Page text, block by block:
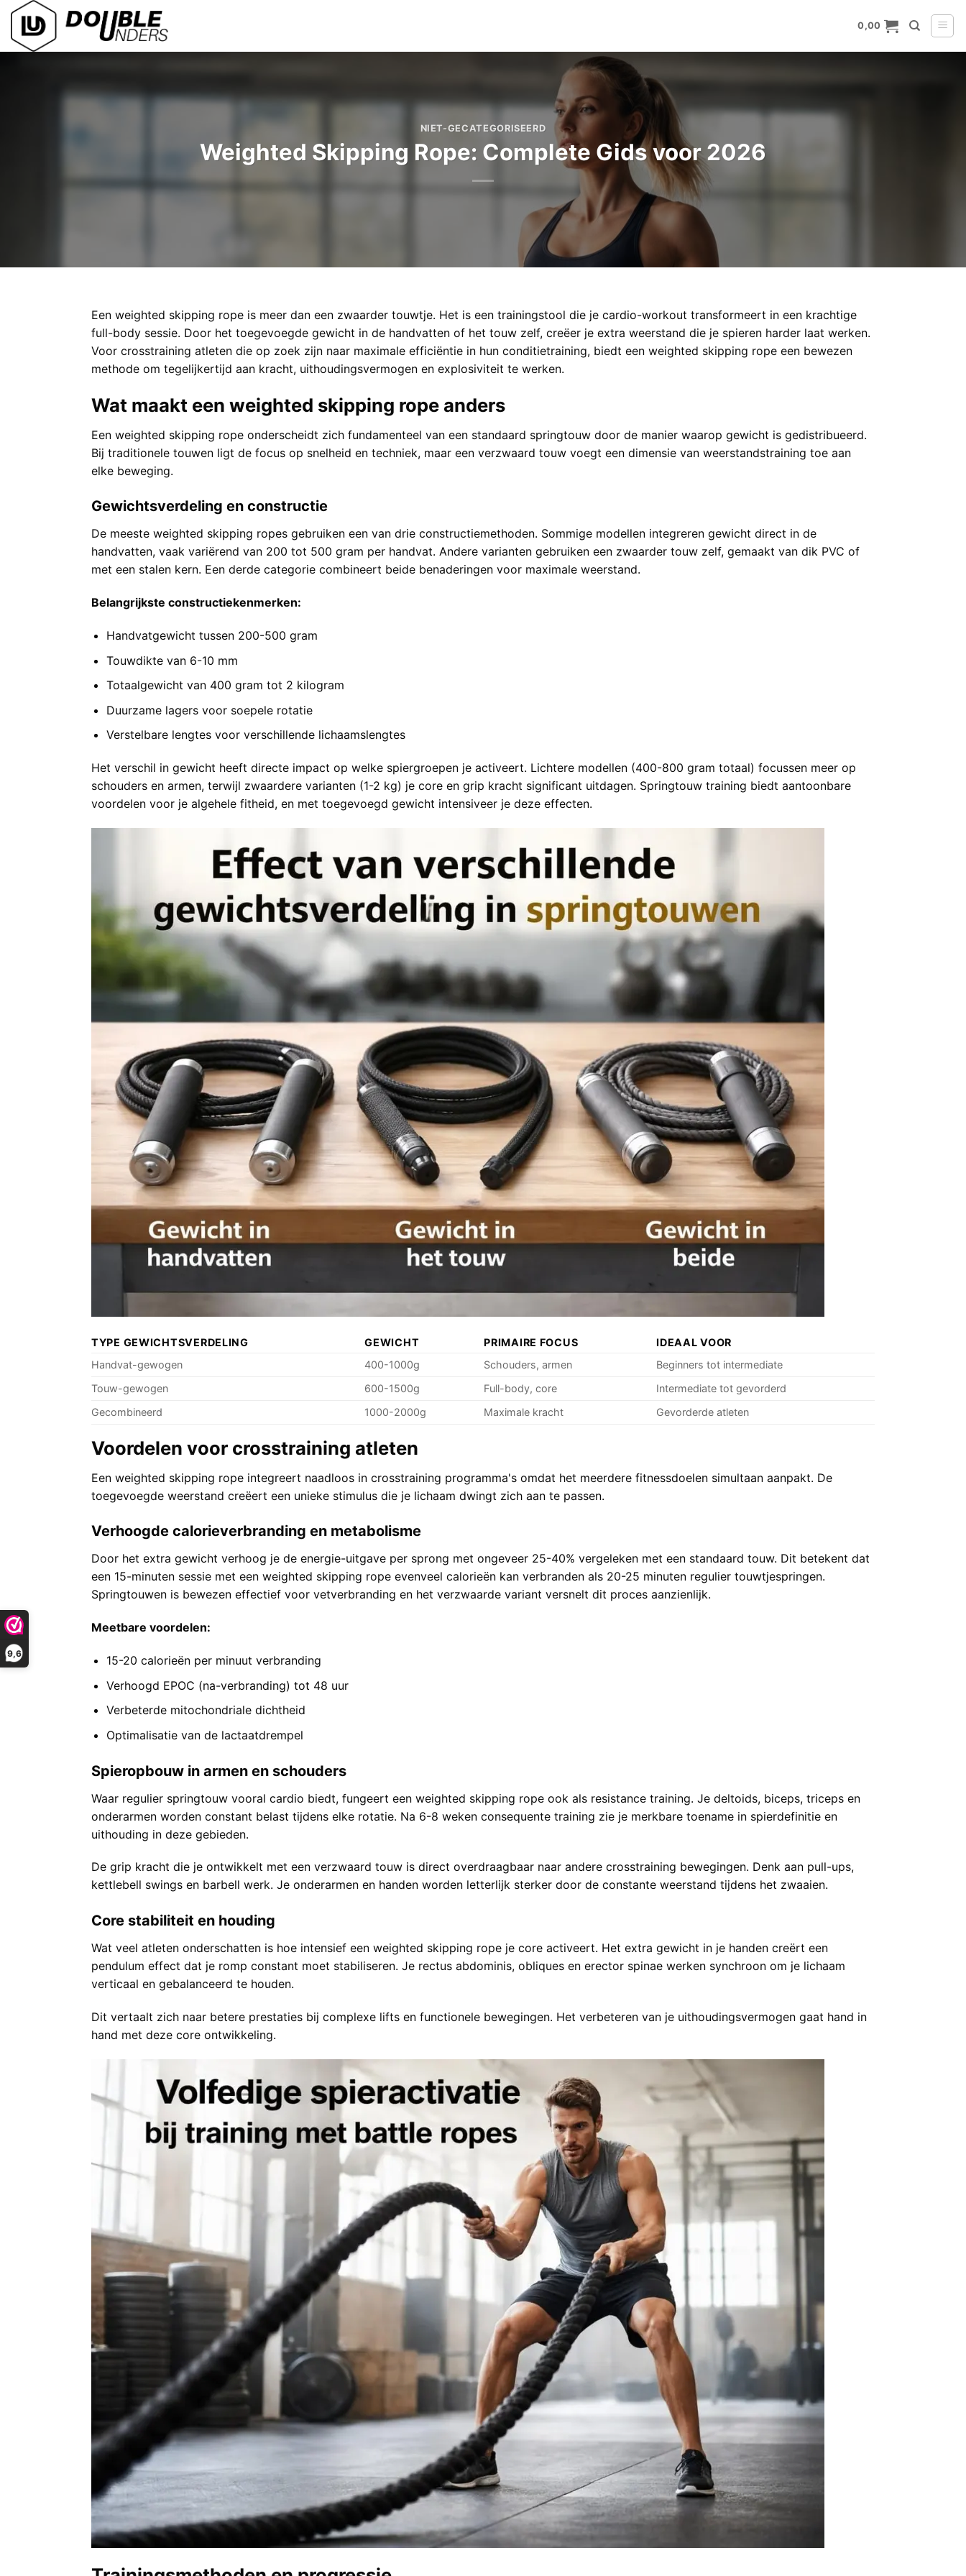
9,6
Ga
inhoud
0,00
NIET-GECATEGORISEERD
Weighted Skipping Rope: Complete Gids voor 2026
Een weighted skipping rope is meer dan een zwaarder touwtje. Het is een trainingstool die je cardio-workout transformeert in een krachtige
full-body sessie. Door het toegevoegde gewicht in de handvatten of het touw zelf, creëer je extra weerstand die je spieren harder laat werken.
Voor crosstraining atleten die op zoek zijn naar maximale efficiëntie in hun conditietraining, biedt een weighted skipping rope een bewezen
methode om tegelijkertijd aan kracht, uithoudingsvermogen en explosiviteit te werken.
Wat maakt een weighted skipping rope anders
Een weighted skipping rope onderscheidt zich fundamenteel van een standaard springtouw door de manier waarop gewicht is gedistribueerd.
Bij traditionele touwen ligt de focus op snelheid en techniek, maar een verzwaard touw voegt een dimensie van weerstandstraining toe aan
elke beweging.
Gewichtsverdeling en constructie
De meeste weighted skipping ropes gebruiken een van drie constructiemethoden. Sommige modellen integreren gewicht direct in de
handvatten, vaak variërend van 200 tot 500 gram per handvat. Andere varianten gebruiken een zwaarder touw zelf, gemaakt van dik PVC of
met een stalen kern. Een derde categorie combineert beide benaderingen voor maximale weerstand.
Belangrijkste constructiekenmerken:
Handvatgewicht tussen 200-500 gram
Touwdikte van 6-10 mm
Totaalgewicht van 400 gram tot 2 kilogram
Duurzame lagers voor soepele rotatie
Verstelbare lengtes voor verschillende lichaamslengtes
Het verschil in gewicht heeft directe impact op welke spiergroepen je activeert. Lichtere modellen (400-800 gram totaal) focussen meer op
schouders en armen, terwijl zwaardere varianten (1-2 kg) je core en grip kracht significant uitdagen. Springtouw training biedt aantoonbare
voordelen voor je algehele fitheid, en met toegevoegd gewicht intensiveer je deze effecten.
TYPE GEWICHTSVERDELING GEWICHT PRIMAIRE FOCUS
IDEAAL VOOR
Handvat-gewogen
400-1000g Schouders, armen
Beginners tot intermediate
Touw-gewogen
600-1500g Full-body, core
Intermediate tot gevorderd
Gecombineerd
1000-2000g Maximale kracht Gevorderde atleten
Voordelen voor crosstraining atleten
Een weighted skipping rope integreert naadloos in crosstraining programma's omdat het meerdere fitnessdoelen simultaan aanpakt. De
toegevoegde weerstand creëert een unieke stimulus die je lichaam dwingt zich aan te passen.
Verhoogde calorieverbranding en metabolisme
Door het extra gewicht verhoog je de energie-uitgave per sprong met ongeveer 25-40% vergeleken met een standaard touw. Dit betekent dat
een 15-minuten sessie met een weighted skipping rope evenveel calorieën kan verbranden als 20-25 minuten regulier touwtjespringen.
Springtouwen is bewezen effectief voor vetverbranding en het verzwaarde variant versnelt dit proces aanzienlijk.
Meetbare voordelen:
15-20 calorieën per minuut verbranding
Verhoogd EPOC (na-verbranding) tot 48 uur
Verbeterde mitochondriale dichtheid
Optimalisatie van de lactaatdrempel
Spieropbouw in armen en schouders
Waar regulier springtouw vooral cardio biedt, fungeert een weighted skipping rope ook als resistance training. Je deltoids, biceps, triceps en
onderarmen worden constant belast tijdens elke rotatie. Na 6-8 weken consequente training zie je merkbare toename in spierdefinitie en
uithouding in deze gebieden.
De grip kracht die je ontwikkelt met een verzwaard touw is direct overdraagbaar naar andere crosstraining bewegingen. Denk aan pull-ups,
kettlebell swings en barbell werk. Je onderarmen en handen worden letterlijk sterker door de constante weerstand tijdens het zwaaien.
Core stabiliteit en houding
Wat veel atleten onderschatten is hoe intensief een weighted skipping rope je core activeert. Het extra gewicht in je handen creërt een
pendulum effect dat je romp constant moet stabiliseren. Je rectus abdominis, obliques en erector spinae werken synchroon om je lichaam
verticaal en gebalanceerd te houden.
Dit vertaalt zich naar betere prestaties bij complexe lifts en functionele bewegingen. Het verbeteren van je uithoudingsvermogen gaat hand in
hand met deze core ontwikkeling.